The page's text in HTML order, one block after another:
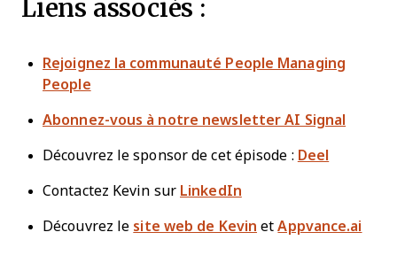
Liens associés :
Rejoignez la communauté People Managing
People
Abonnez-vous à notre newsletter AI Signal
Découvrez le sponsor de cet épisode : Deel
Contactez Kevin sur LinkedIn
Découvrez le site web de Kevin etAppvance.ai